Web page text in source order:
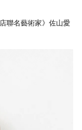
聯名藝術家》佐山愛